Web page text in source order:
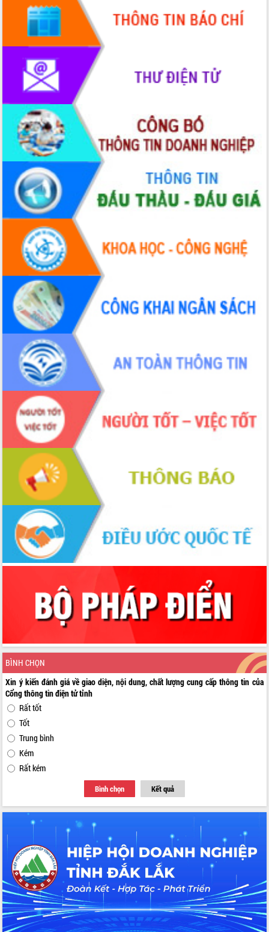
BÌNH CHỌN
Xin ý kiến đánh giá về giao diện, nội dung, chất lượng cung cấp thông tin của
Cổng thông tin điện tử tỉnh
Rất tốt
Tốt
Trung bình
Kém
Rất kém
Bình chọn Kết quả